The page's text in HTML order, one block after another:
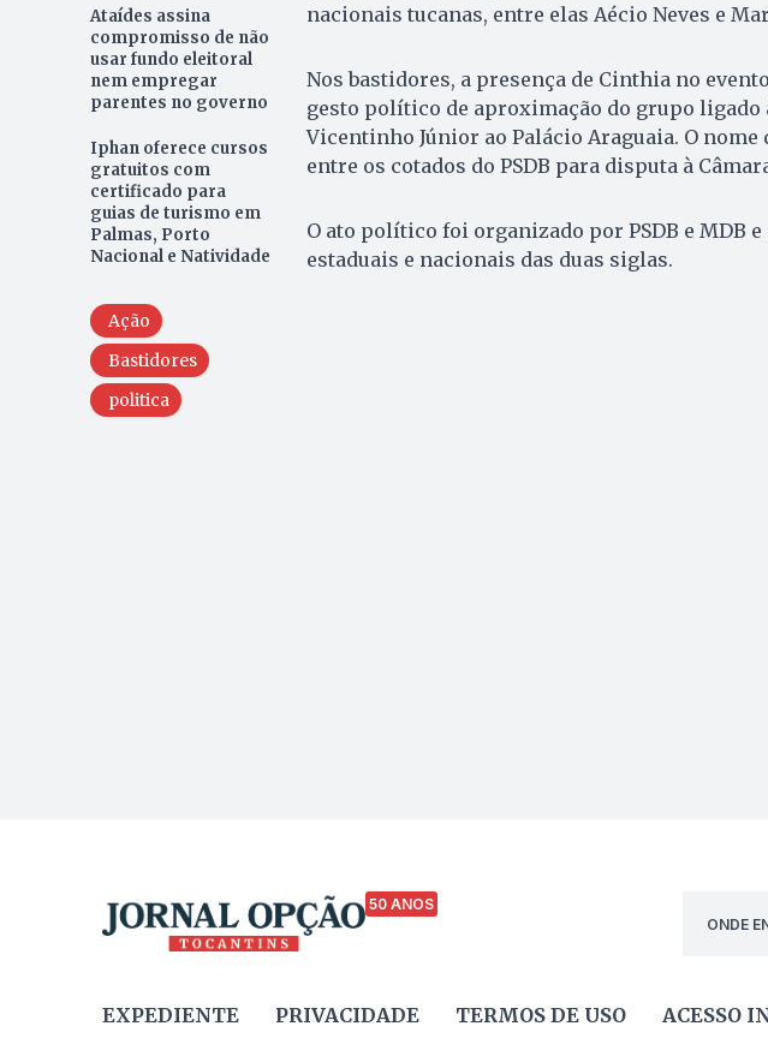
Ataídes assina
compromisso de não
usar fundo eleitoral
nem empregar
parentes no governo
Iphan oferece cursos
gratuitos com
certificado para
guias de turismo em
Palmas, Porto
Nacional e Natividade
Ação
Bastidores
politica
nacionais tucanas, entre elas Aécio Neves e
Nos bastidores, a presença de Cinthia no
gesto político de aproximação do grupo ligado
Vicentinho Júnior ao Palácio Araguaia. O nome
entre os cotados do PSDB para disputa à
O ato político foi organizado por PSDB e MDB
estaduais e nacionais das duas siglas.
50 ANOS
ONDE
EXPEDIENTE PRIVACIDADE TERMOS DE USO ACESSO